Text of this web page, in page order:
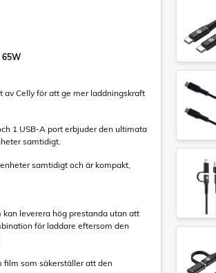
65W
av Celly för att ge mer laddningskraft
1 USB-A port erbjuder den ultimata
samtidigt.
samtidigt och är kompakt,
leverera hög prestanda utan att
för laddare eftersom den
film som säkerställer att den